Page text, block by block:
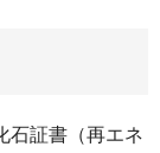
石証書（再エネ